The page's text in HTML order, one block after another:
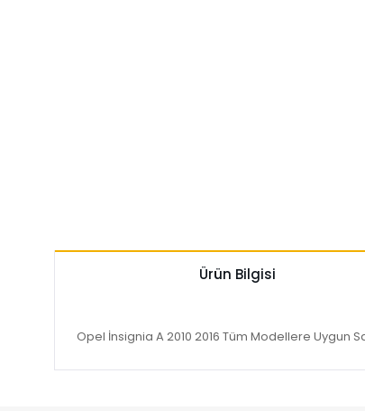
Ürün Bilgisi
Opel İnsignia A 2010 2016 Tüm Modellere Uygun